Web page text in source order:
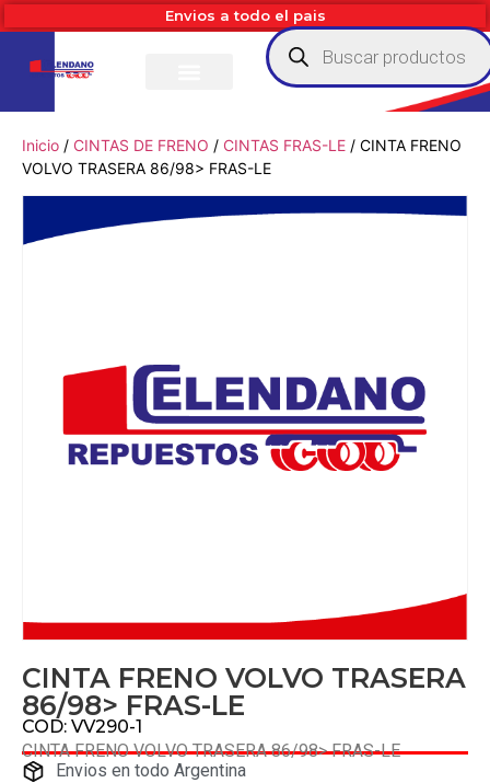
Envios a todo el pais
Inicio / CINTAS DE FRENO / CINTAS FRAS-LE / CINTA FRENO
VOLVO TRASERA 86/98> FRAS-LE
CINTA FRENO VOLVO TRASERA
86/98> FRAS-LE
COD: VV290-1
CINTA FRENO VOLVO TRASERA 86/98> FRAS-LE
Envios en todo Argentina